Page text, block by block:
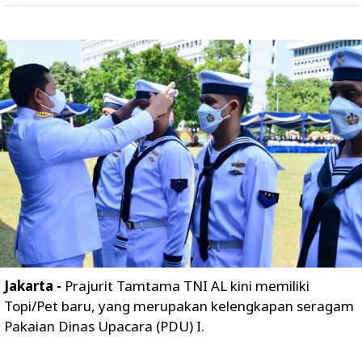
Jakarta - Prajurit Tamtama TNI AL kini memiliki
Topi/Pet baru, yang merupakan kelengkapan seragam
Pakaian Dinas Upacara (PDU) I.